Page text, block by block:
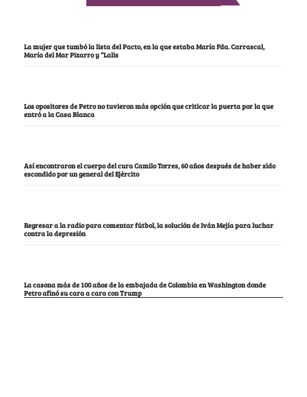
La mujer que tumbó la lista del Pacto, en la que estaba María Fda. Carrascal,
María del Mar Pizarro y “Lalis
Los opositores de Petro no tuvieron más opción que criticar la puerta por la que
entró a la Casa Blanca
Así encontraron el cuerpo del cura Camilo Torres, 60 años después de haber sido
escondido por un general del Ejército
Regresar a la radio para comentar fútbol, la solución de Iván Mejía para luchar
contra la depresión
La casona más de 100 años de la embajada de Colombia en Washington donde
Petro afinó su cara a cara con Trump